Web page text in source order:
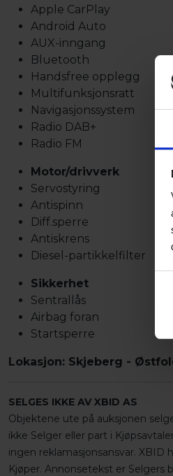
Apple CarPlay
Android Auto
AUX-inngang
Bluetooth
Handsfree opplegg
Multifunksjonsratt
Navigasjonssystem
Radio DAB+
Radio FM
Motor/drivverk
Servostyring
Antispinn
Diff.sperre
Antiskrens
Diesel-partikkelfilter
Sikkerhet
Sentrallås
Airbag foran
Startsperre
Lokasjon: Skjeberg -
SELGES IKKE AV XBID AS
Objektene ute på auksjonen
ikke Selger eller part i
ingen reklamasjonsansvar.
Kjøper. Annonsetekst er Selgers